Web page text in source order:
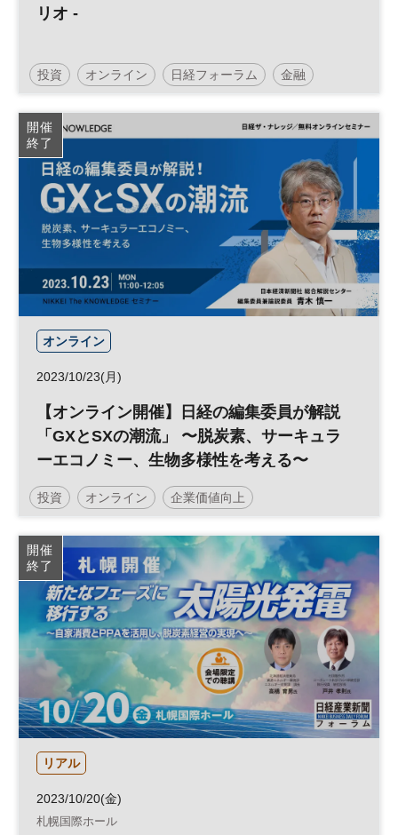
リオ -
投資 オンライン 日経フォーラム 金融
グローバル
開催
終了
オンライン
2023/10/23(月)
【オンライン開催】日経の編集委員が解説
「GXとSXの潮流」 〜脱炭素、サーキュラ
ーエコノミー、生物多様性を考える〜
投資 オンライン 企業価値向上
サーキュラーエコノミー 情報収集 SX
グリーントランスフォーメーション 持続可能性
社会課題 GX サステナビリティ 企業価値
脱炭素 カーボンニュートラル サステナブル
経営戦略 ESG投資 生物多様性
参加無料 企業活動
開催
終了
リアル
2023/10/20(金)
札幌国際ホール